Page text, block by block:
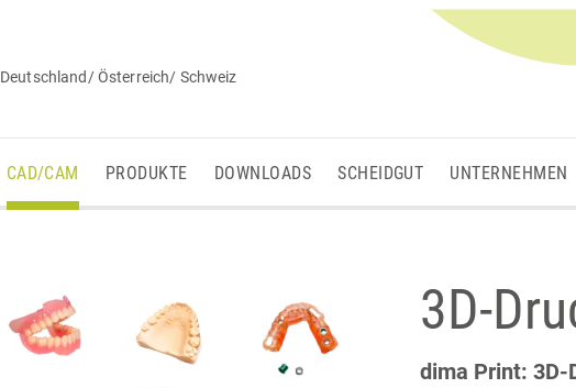
Deutschland/ Österreich/ Schweiz
CAD/CAM PRODUKTE DOWNLOADS SCHEIDGUT UNTERNEHMEN
3D-
dima Print: 3D-